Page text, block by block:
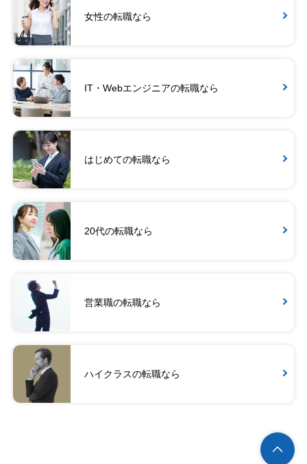
女性の転職なら
IT・Webエンジニアの転職なら
はじめての転職なら
20代の転職なら
営業職の転職なら
ハイクラスの転職なら